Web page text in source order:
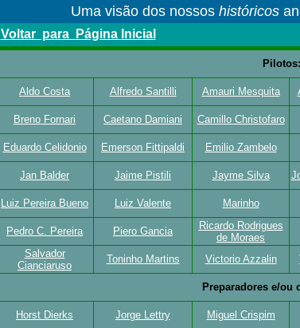
Uma visão dos nossos históricos
Voltar para Página Inicial
Pilotos:
Aldo Costa Alfredo Santilli Amauri Mesquita
Breno Fornari Caetano Damiani Camillo Christofaro
Eduardo Celidonio Emerson Fittipaldi Emilio Zambelo
Jan Balder Jaime Pistili Jayme Silva
Luiz Pereira Bueno Luiz Valente Marinho
Pedro C. Pereira Piero Gancia
Ricardo Rodrigues
de Moraes
Salvador
Cianciaruso
Toninho Martins Victorio Azzalin
Preparadores e/ou
Horst Dierks Jorge Lettry Miguel Crispim